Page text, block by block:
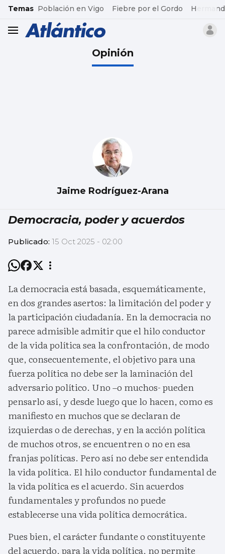
common.go-to-content
Temas Población en Vigo Fiebre por el Gordo
header.menu.open
Opinión
Jaime Rodríguez-Arana
Democracia, poder y acuerdos
Publicado: 15 Oct 2025 - 02:00
La democracia está basada, esquemáticamente,
en dos grandes asertos: la limitación del poder y
la participación ciudadanía. En la democracia no
parece admisible admitir que el hilo conductor
de la vida política sea la confrontación, de modo
que, consecuentemente, el objetivo para una
fuerza política no debe ser la laminación del
adversario político. Uno –o muchos- pueden
pensarlo así, y desde luego que lo hacen, como es
manifiesto en muchos que se declaran de
izquierdas o de derechas, y en la acción política
de muchos otros, se encuentren o no en esa
franjas políticas. Pero así no debe ser entendida
la vida política. El hilo conductor fundamental de
la vida política es el acuerdo. Sin acuerdos
fundamentales y profundos no puede
establecerse una vida política democrática.
Pues bien, el carácter fundante o constituyente
del acuerdo, para la vida política, no permite